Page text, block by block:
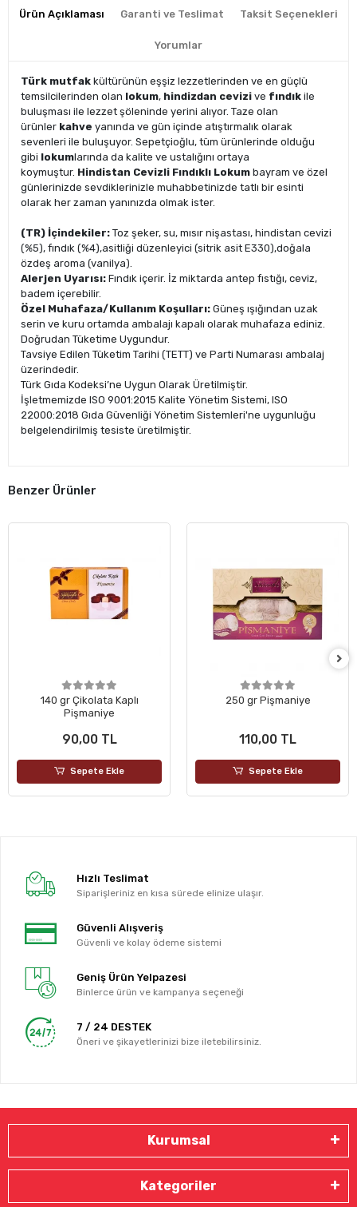
Ürün Açıklaması Garanti ve Teslimat Taksit Seçenekleri
Yorumlar
Türk mutfak kültürünün eşşiz lezzetlerinden ve en güçlü
temsilcilerinden olan lokum, hindizdan cevizi ve fındık ile
buluşması ile lezzet şöleninde yerini alıyor. Taze olan
ürünler kahve yanında ve gün içinde atıştırmalık olarak
sevenleri ile buluşuyor. Sepetçioğlu, tüm ürünlerinde olduğu
gibi lokumlarında da kalite ve ustalığını ortaya
koymuştur. Hindistan Cevizli Fındıklı Lokum bayram ve özel
günlerinizde sevdiklerinizle muhabbetinizde tatlı bir esinti
olarak her zaman yanınızda olmak ister.
(TR) İçindekiler: Toz şeker, su, mısır nişastası, hindistan cevizi
(%5), fındık (%4),asitliği düzenleyici (sitrik asit E330),doğala
özdeş aroma (vanilya).
Alerjen Uyarısı: Fındık içerir. İz miktarda antep fıstığı, ceviz,
badem içerebilir.
Özel Muhafaza/Kullanım Koşulları: Güneş ışığından uzak
serin ve kuru ortamda ambalajı kapalı olarak muhafaza ediniz.
Doğrudan Tüketime Uygundur.
Tavsiye Edilen Tüketim Tarihi (TETT) ve Parti Numarası ambalaj
üzerindedir.
Türk Gıda Kodeksi’ne Uygun Olarak Üretilmiştir.
İşletmemizde ISO 9001:2015 Kalite Yönetim Sistemi, ISO
22000:2018 Gıda Güvenliği Yönetim Sistemleri'ne uygunluğu
belgelendirilmiş tesiste üretilmiştir.
Benzer Ürünler
140 gr Çikolata Kaplı
Pişmaniye
90,00 TL
Sepete Ekle
250 gr Pişmaniye
110,00 TL
Sepete Ekle
Hızlı Teslimat
Siparişleriniz en kısa sürede elinize ulaşır.
Güvenli Alışveriş
Güvenli ve kolay ödeme sistemi
Geniş Ürün Yelpazesi
Binlerce ürün ve kampanya seçeneği
7 / 24 DESTEK
Öneri ve şikayetlerinizi bize iletebilirsiniz.
Kurumsal
Kategoriler